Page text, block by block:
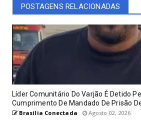
POSTAGENS RELACIONADAS
Líder Comunitário Do Varjão É Detido
Cumprimento De Mandado De Prisão
Brasília Conectada Agosto 02, 2026